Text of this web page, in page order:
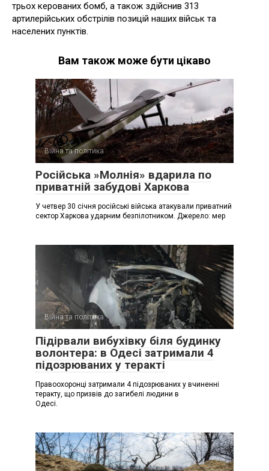
трьох керованих бомб, а також здійснив 313
артилерійських обстрілів позицій наших військ та
населених пунктів.
Вам також може бути цікаво
Війна та політика
Російська »Молнія» вдарила по
приватній забудові Харкова
У четвер 30 січня російські війська атакували приватний
сектор Харкова ударним безпілотником. Джерело: мер
Війна та політика
Підірвали вибухівку біля будинку
волонтера: в Одесі затримали 4
підозрюваних у теракті
Правоохоронці затримали 4 підозрюваних у вчиненні
теракту, що призвів до загибелі людини в
Одесі.